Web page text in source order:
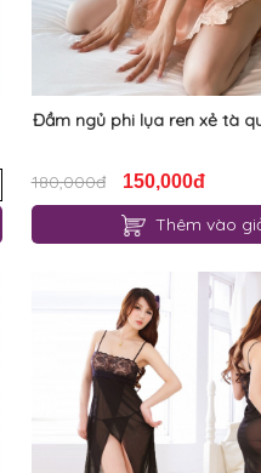
Đầm ngủ phi lụa ren xẻ tà
180,000đ 150,000đ
Thêm vào